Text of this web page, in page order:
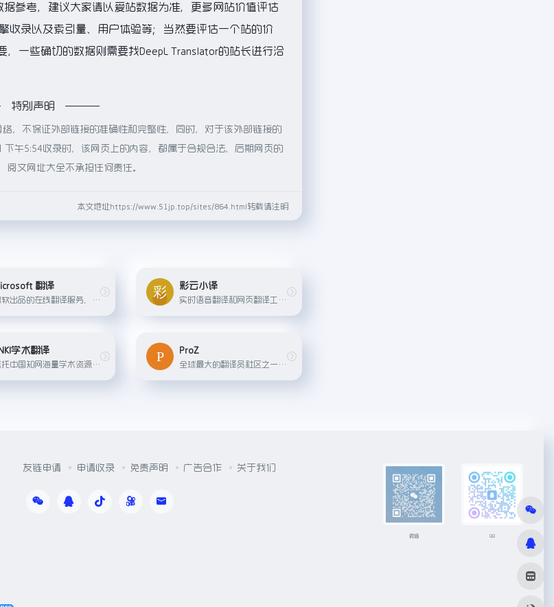
参考，建议大家请以爱站数据为准，更多网站价值评估
收录以及索引量、用户体验等；当然要评估一个站的价
一些确切的数据则需要找DeepL Translator的站长进行洽
特别声明
，不保证外部链接的准确性和完整性，同时，对于该外部链接的
午5:54收录时，该网页上的内容，都属于合规合法，后期网页的
阅文网址大全不承担任何责任。
本文地址https://www.51jp.top/sites/864.html转载请注明
翻译
微软出品的在线翻译服务，支持多种语言，并可通过APP或API进行集成。
彩云小译
实时语音翻译和网页翻译工具，适合阅读外文网站和跨语言沟通。
学术翻译
依托中国知网海量学术资源，提供专业且具有学术背景的中英双语在线翻译服务。
ProZ
全球最大的翻译员社区之一，用户可以在这里找到专业的翻译人员和在线翻译工具。
友链申请 申请收录 免责声明 广告合作 关于我们
微信 QQ